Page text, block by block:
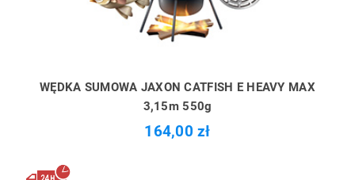
WĘDKA SUMOWA JAXON CATFISH E HEAVY MAX
3,15m 550g
164,00 zł